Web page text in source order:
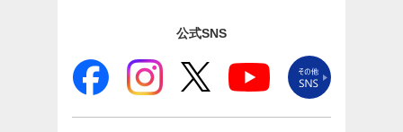
公式SNS